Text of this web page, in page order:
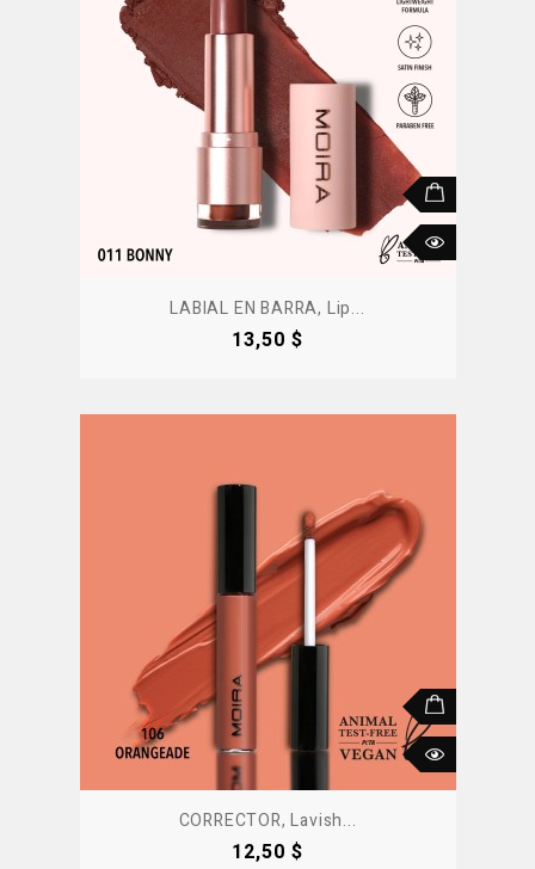
LABIAL EN BARRA, Lip...
Precio
13,50 $
CORRECTOR, Lavish...
Precio
12,50 $